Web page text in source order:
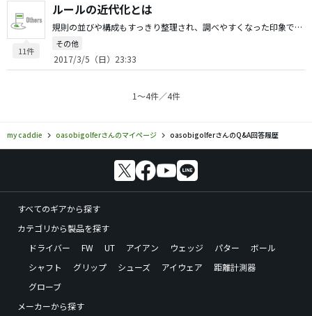
11件
ルールの近代化とは
規則の並びや構成もすっきり整理され、調べやすくなった印象です。 救済を受ける時は球を交換できるよう統一されたり、ドロップエリアと球が止まるエリアが同一になったりと、シンプルで直感的に理解しやすくなってます。統一感もあると思います。 「分かっているかほぼ確実」だとか「重大な違反」が新たに加えられるなど定義は62から77に増えて充実しています。 プレーファーストが意識されている改正が多いですね。 全体的にはいい方向の改正だとは思いますが、ひとつ気に入らないのは「委員会が決めた最大スコアに達したらそのホールのスコアはそこで打ちきり」にできるルールの導入です。 これは現規則1-1に書いてある「ゴルフとは如何なるゲームか？」という大原則を否定するルールで、これには反対です。(実際規則1-1は書き換えられています。) あと同伴競技者に告げずに、確認のために球をピックアップできる規定は、やたら球をピックアップするゴルファーを増やしそうなので反対です。
その他
2017/3/5（日）23:33
1〜4件／4件
my caddie oasobigolferさんのマイページ oasobigolferさんのQ&A回答履歴
すべてのギアから探す
カテゴリから製品を探す
ドライバー
FW UT アイアン ウェッジ パター
ボール
シャフト
グリップ シューズ アイウェア
距離計測器
グローブ
メーカーから探す